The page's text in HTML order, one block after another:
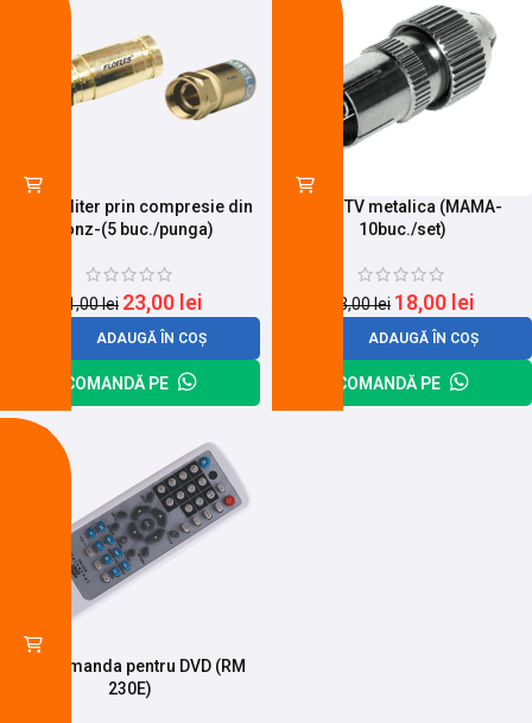
Mufa spliter prin compresie din
bronz-(5 buc./punga)
31,00lei 23,00 lei
ADAUGĂ ÎN COȘ
COMANDĂ PE
Mufa TV metalica (MAMA-
10buc./set)
23,00lei 18,00 lei
ADAUGĂ ÎN COȘ
COMANDĂ PE
Telecomanda pentru DVD (RM
230E)